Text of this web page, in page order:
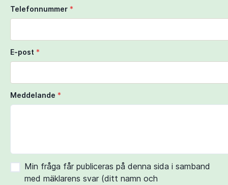
Telefonnummer *
E-post *
Meddelande *
Min fråga får publiceras på denna sida i samband
med mäklarens svar (ditt namn och